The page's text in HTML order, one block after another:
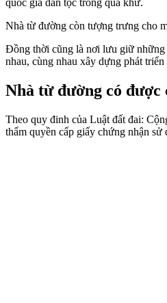
quốc gia dân tộc trong quá khứ.
Nhà từ đường còn tượng trưng cho
Đồng thời cũng là nơi lưu giữ những
nhau, cùng nhau xây dựng phát
Nhà từ đường có được
Theo quy đinh của Luật đất đai:
thẩm quyền cấp giấy chứng nhận